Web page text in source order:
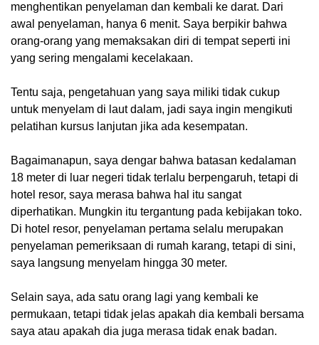
menghentikan penyelaman dan kembali ke darat. Dari
awal penyelaman, hanya 6 menit. Saya berpikir bahwa
orang-orang yang memaksakan diri di tempat seperti ini
yang sering mengalami kecelakaan.
Tentu saja, pengetahuan yang saya miliki tidak cukup
untuk menyelam di laut dalam, jadi saya ingin mengikuti
pelatihan kursus lanjutan jika ada kesempatan.
Bagaimanapun, saya dengar bahwa batasan kedalaman
18 meter di luar negeri tidak terlalu berpengaruh, tetapi di
hotel resor, saya merasa bahwa hal itu sangat
diperhatikan. Mungkin itu tergantung pada kebijakan toko.
Di hotel resor, penyelaman pertama selalu merupakan
penyelaman pemeriksaan di rumah karang, tetapi di sini,
saya langsung menyelam hingga 30 meter.
Selain saya, ada satu orang lagi yang kembali ke
permukaan, tetapi tidak jelas apakah dia kembali bersama
saya atau apakah dia juga merasa tidak enak badan.